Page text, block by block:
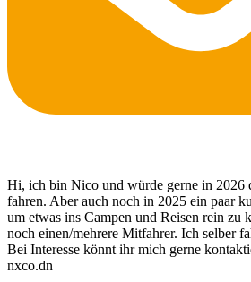
Hi, ich bin Nico und würde gerne in 2026
fahren. Aber auch noch in 2025 ein paar
um etwas ins Campen und Reisen rein zu
noch einen/mehrere Mitfahrer. Ich selber
Bei Interesse könnt ihr mich gerne
nxco.dn